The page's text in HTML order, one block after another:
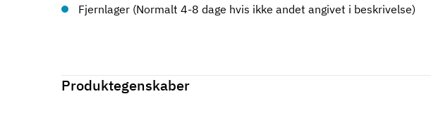
Fjernlager (Normalt 4-8 dage hvis ikke andet angivet i beskrivelse)
Produktegenskaber